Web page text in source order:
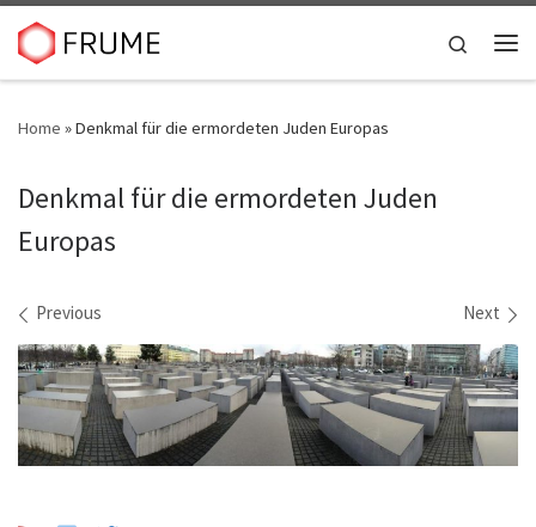
Skip to content
Search
Home »Denkmal für die ermordeten Juden Europas
Denkmal für die ermordeten Juden
Europas
Images navigation
Previous Next